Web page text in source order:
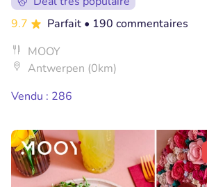
9.7
Parfait • 190 commentaires
MOOY
Antwerpen (0km)
Vendu : 286